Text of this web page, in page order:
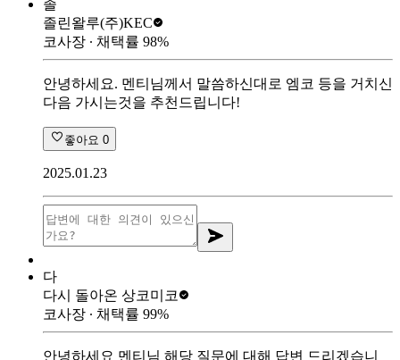
졸
졸린왈루(주)KEC
코사장 ∙ 채택률 98%
안녕하세요. 멘티님께서 말씀하신대로 엠코 등을 거치신
다음 가시는것을 추천드립니다!
좋아요 0
2025.01.23
다
다시 돌아온 상코미코
코사장 ∙ 채택률 99%
안녕하세요 멘티님 해당 질문에 대해 답변 드리겠습니